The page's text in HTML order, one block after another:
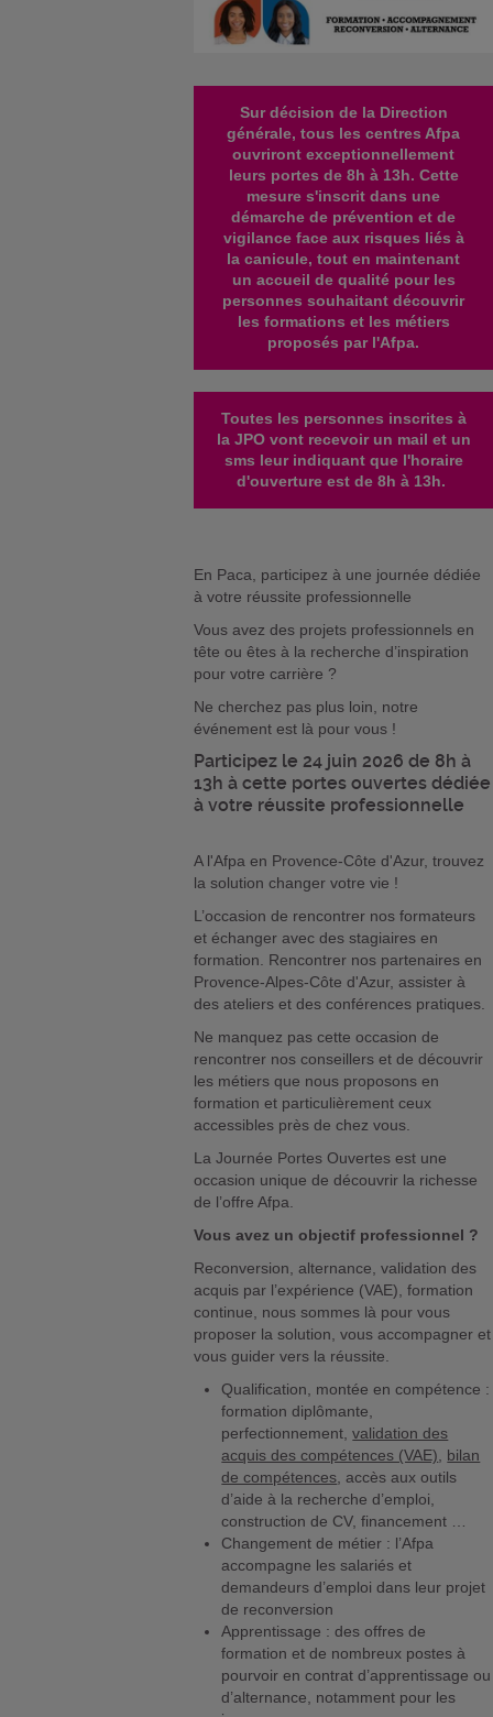
Sur décision de la Direction
générale, tous les centres Afpa
ouvriront exceptionnellement
leurs portes de 8h à 13h. Cette
mesure s'inscrit dans une
démarche de prévention et de
vigilance face aux risques liés à
la canicule, tout en maintenant
un accueil de qualité pour les
personnes souhaitant découvrir
les formations et les métiers
proposés par l'Afpa.
Toutes les personnes inscrites à
la JPO vont recevoir un mail et un
sms leur indiquant que l'horaire
d'ouverture est de 8h à 13h.
En Paca, participez à une journée dédiée
à votre réussite professionnelle
Vous avez des projets professionnels en
tête ou êtes à la recherche d’inspiration
pour votre carrière ?
Ne cherchez pas plus loin, notre
événement est là pour vous !
Participez le 24 juin 2026 de 8h à
13h à cette portes ouvertes dédiée
à votre réussite professionnelle
A l'Afpa en Provence-Côte d'Azur, trouvez
la solution changer votre vie !
L’occasion de rencontrer nos formateurs
et échanger avec des stagiaires en
formation. Rencontrer nos partenaires en
Provence-Alpes-Côte d'Azur, assister à
des ateliers et des conférences pratiques.
Ne manquez pas cette occasion de
rencontrer nos conseillers et de découvrir
les métiers que nous proposons en
formation et particulièrement ceux
accessibles près de chez vous.
La Journée Portes Ouvertes est une
occasion unique de découvrir la richesse
de l’offre Afpa.
Vous avez un objectif professionnel ?
Reconversion, alternance, validation des
acquis par l’expérience (VAE), formation
continue, nous sommes là pour vous
proposer la solution, vous accompagner et
vous guider vers la réussite.
Qualification, montée en compétence :
formation diplômante,
perfectionnement,validation des
acquis des compétences (VAE)
bilan
de compétences , accès aux outils
d’aide à la recherche d’emploi,
construction de CV, financement …
Changement de métier : l’Afpa
accompagne les salariés et
demandeurs d’emploi dans leur projet
de reconversion
Apprentissage : des offres de
formation et de nombreux postes à
pourvoir en contrat d’apprentissage ou
d’alternance, notamment pour les